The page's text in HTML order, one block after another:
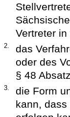
Vertreter
2.
das
oder des
§ 48
3.
die Form
kann,